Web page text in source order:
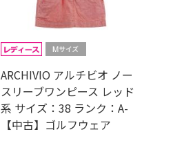
ARCHIVIO アルチビオ ノー
スリーブワンピース レッド
系 サイズ：38 ランク：A-
【中古】ゴルフウェア